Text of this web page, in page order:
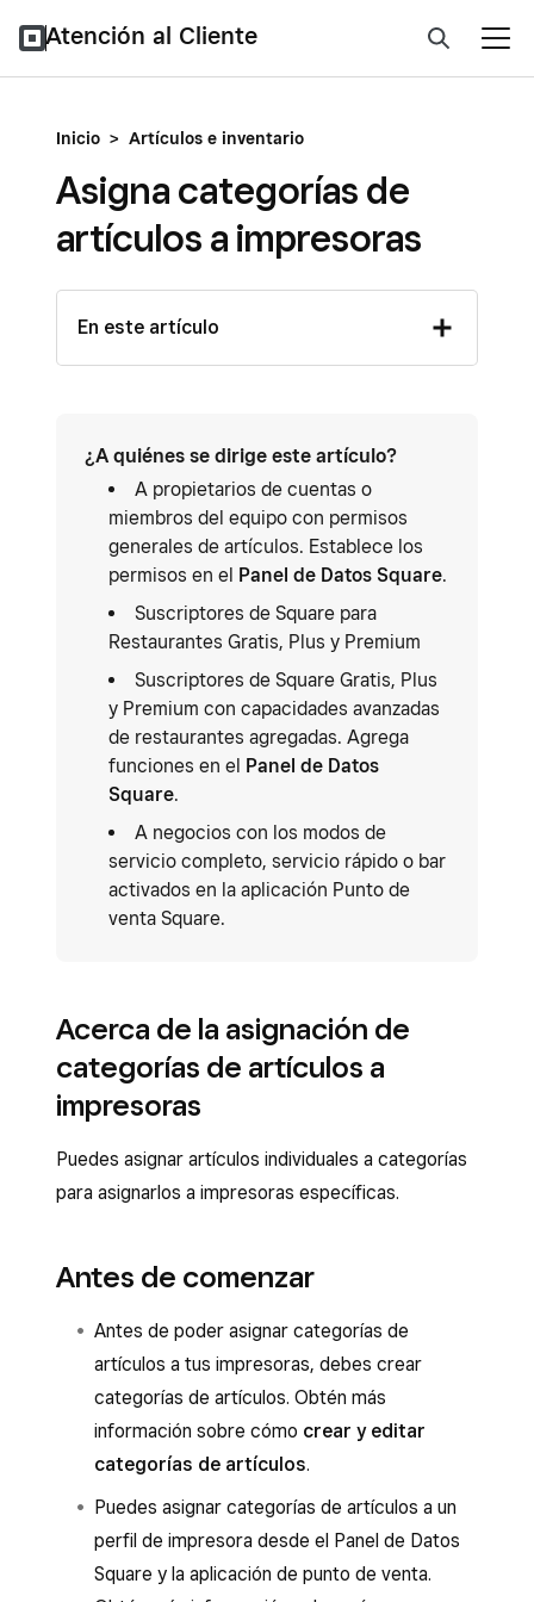
Atención al Cliente
Inicio > Artículos e inventario
Asigna categorías de
artículos a impresoras
En este artículo
¿A quiénes se dirige este artículo?
A propietarios de cuentas o
miembros del equipo con permisos
generales de artículos. Establece los
permisos en el Panel de Datos Square.
Suscriptores de Square para
Restaurantes Gratis, Plus y Premium
Suscriptores de Square Gratis, Plus
y Premium con capacidades avanzadas
de restaurantes agregadas. Agrega
funciones en el Panel de Datos
Square.
A negocios con los modos de
servicio completo, servicio rápido o bar
activados en la aplicación Punto de
venta Square.
Acerca de la asignación de
categorías de artículos a
impresoras
Puedes asignar artículos individuales a categorías
para asignarlos a impresoras específicas.
Antes de comenzar
Antes de poder asignar categorías de
artículos a tus impresoras, debes crear
categorías de artículos. Obtén más
información sobre cómo crear y editar
categorías de artículos.
Puedes asignar categorías de artículos a un
perfil de impresora desde el Panel de Datos
Square y la aplicación de punto de venta.